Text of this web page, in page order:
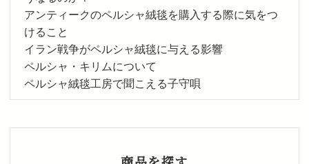
アンティークのペルシャ絨毯を購入する際に気をつ
けること
イラン戦争がペルシャ絨毯に与える影響
ペルシャ・キリムについて
ペルシャ絨毯工房で聞こえる子守唄